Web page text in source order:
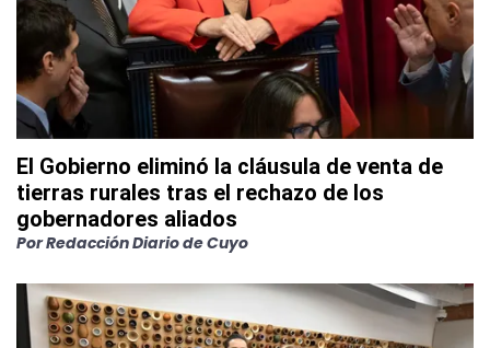
El Gobierno eliminó la cláusula de venta de
tierras rurales tras el rechazo de los
gobernadores aliados
PorRedacción Diario de Cuyo